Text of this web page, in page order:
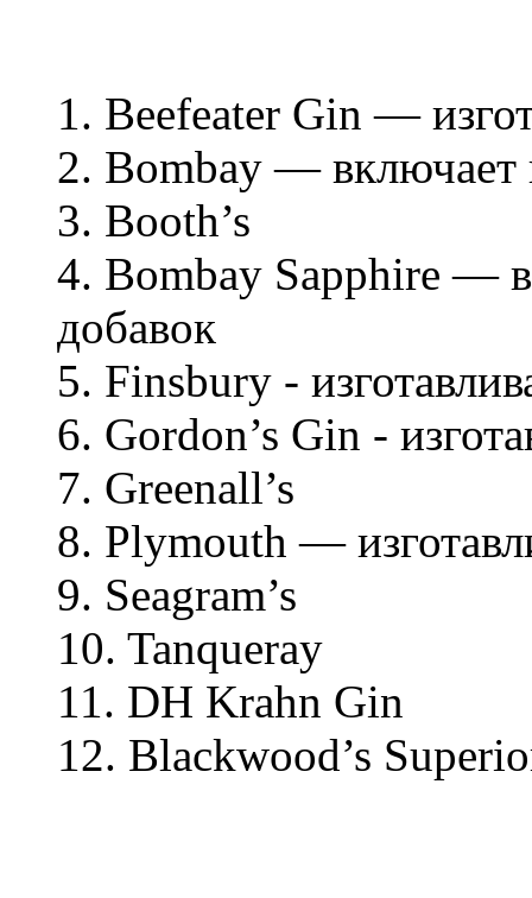
1. Beefeater Gin —
2. Bombay — включает
3. Booth’s
4. Bombay Sapphire —
добавок
5. Finsbury -
6. Gordon’s Gin -
7. Greenall’s
8. Plymouth —
9. Seagram’s
10. Tanqueray
11. DH Krahn Gin
12. Blackwood’s